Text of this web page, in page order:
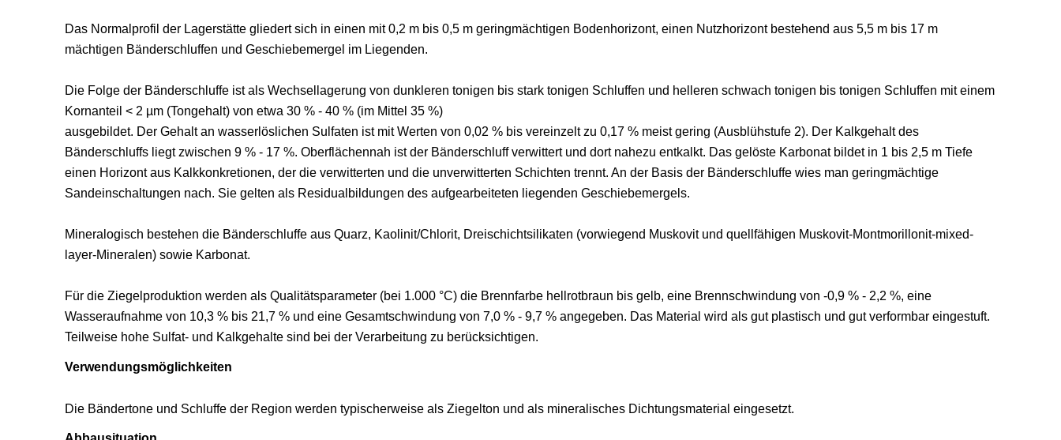
Das Normalprofil der Lagerstätte gliedert sich in einen mit 0,2 m bis 0,5 m geringmächtigen Bodenhorizont, einen Nutzhorizont bestehend aus 5,5 m bis 17 m
mächtigen Bänderschluffen und Geschiebemergel im Liegenden.
Die Folge der Bänderschluffe ist als Wechsellagerung von dunkleren tonigen bis stark tonigen Schluffen und helleren schwach tonigen bis tonigen Schluffen mit einem
Kornanteil < 2 µm (Tongehalt) von etwa 30 % - 40 % (im Mittel 35 %)
ausgebildet. Der Gehalt an wasserlöslichen Sulfaten ist mit Werten von 0,02 % bis vereinzelt zu 0,17 % meist gering (Ausblühstufe 2). Der Kalkgehalt des
Bänderschluffs liegt zwischen 9 % - 17 %. Oberflächennah ist der Bänderschluff verwittert und dort nahezu entkalkt. Das gelöste Karbonat bildet in 1 bis 2,5 m Tiefe
einen Horizont aus Kalkkonkretionen, der die verwitterten und die unverwitterten Schichten trennt. An der Basis der Bänderschluffe wies man geringmächtige
Sandeinschaltungen nach. Sie gelten als Residualbildungen des aufgearbeiteten liegenden Geschiebemergels.
Mineralogisch bestehen die Bänderschluffe aus Quarz, Kaolinit/Chlorit, Dreischichtsilikaten (vorwiegend Muskovit und quellfähigen Muskovit-Montmorillonit-mixed-
layer-Mineralen) sowie Karbonat.
Für die Ziegelproduktion werden als Qualitätsparameter (bei 1.000 °C) die Brennfarbe hellrotbraun bis gelb, eine Brennschwindung von -0,9 % - 2,2 %, eine
Wasseraufnahme von 10,3 % bis 21,7 % und eine Gesamtschwindung von 7,0 % - 9,7 % angegeben. Das Material wird als gut plastisch und gut verformbar eingestuft.
Teilweise hohe Sulfat- und Kalkgehalte sind bei der Verarbeitung zu berücksichtigen.
Verwendungsmöglichkeiten
Die Bändertone und Schluffe der Region werden typischerweise als Ziegelton und als mineralisches Dichtungsmaterial eingesetzt.